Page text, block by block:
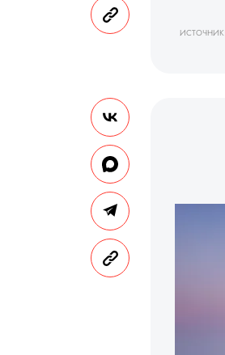
ИСТОЧНИК: